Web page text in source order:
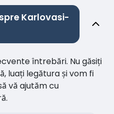
Karlovasi-
întrebări. Nu găsiți
luați legătura și vom fi
vă ajutăm cu